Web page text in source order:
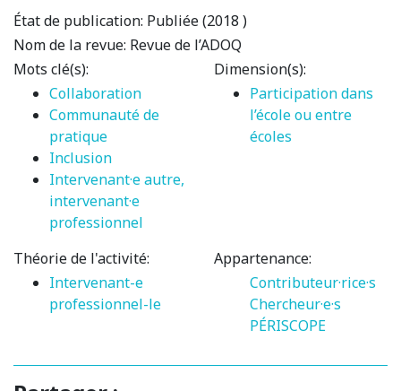
État de publication: Publiée (2018 )
Nom de la revue: Revue de l’ADOQ
Mots clé(s):
Collaboration
Communauté de
pratique
Inclusion
Intervenant·e autre,
intervenant·e
professionnel
Dimension(s):
Participation dans
l’école ou entre
écoles
Théorie de l'activité:
Intervenant-e
professionnel-le
Appartenance:
Contributeur·rice·s
Chercheur·e·s
PÉRISCOPE